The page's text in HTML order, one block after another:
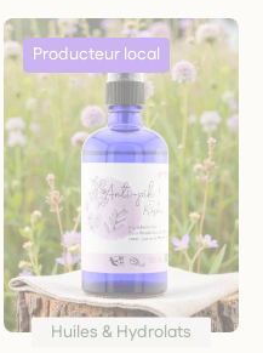
Huiles & Hydrolats